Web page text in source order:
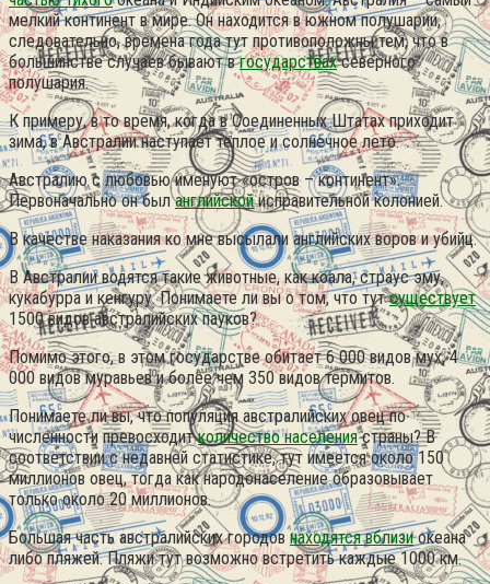
мелкий континент в мире. Он находится в южном полушарии,
следовательно, времена года тут противоположны тем, что в
большинстве случаев бывают вгосударствахсеверного
полушария.
К примеру, в то время, когда в Соединенных Штатах приходит
зима, в Австралии наступает теплое и солнечное лето.
Австралию с любовью именуют «остров – континент».
Первоначально он быланглийскойисправительной колонией.
В качестве наказания ко мне высылали английских воров и убийц.
В Австралии водятся такие животные, как коала, страус эму,
кукабурра и кенгуру. Понимаете ли вы о том, что тутсуществует
1500 видов австралийских пауков?
Помимо этого, в этом государстве обитает 6 000 видов мух, 4
000 видов муравьев и более чем 350 видов термитов.
Понимаете ли вы, что популяция австралийских овец по
численности превосходитколичество населениястраны? В
соответствии с недавней статистике, тут имеется около 150
миллионов овец, тогда как народонаселение образовывает
только около 20 миллионов.
Большая часть австралийских городовнаходятся вблизиокеана
либо пляжей. Пляжи тут возможно встретить каждые 1000 км.